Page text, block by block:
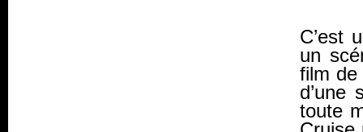
C’est
un
film de
d’une
toute